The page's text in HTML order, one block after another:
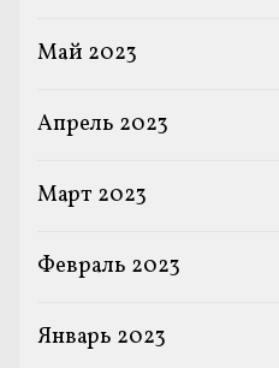
Май 2023
Апрель 2023
Март 2023
Февраль 2023
Январь 2023